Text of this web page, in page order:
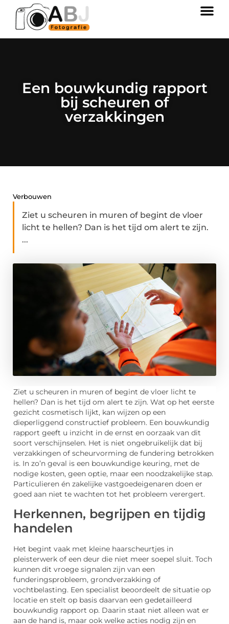
Een bouwkundig rapport
bij scheuren of
verzakkingen
Verbouwen
Ziet u scheuren in muren of begint de vloer
licht te hellen? Dan is het tijd om alert te zijn.
...
Ziet u scheuren in muren of begint de vloer licht te
hellen? Dan is het tijd om alert te zijn. Wat op het eerste
gezicht cosmetisch lijkt, kan wijzen op een
dieperliggend constructief probleem. Een bouwkundig
rapport geeft u inzicht in de ernst en oorzaak van dit
soort verschijnselen. Het is niet ongebruikelijk dat bij
verzakkingen of scheurvorming de fundering betrokken
is. In zo’n geval is een bouwkundige keuring, met de
nodige kosten, geen optie, maar een noodzakelijke stap.
Particulieren én zakelijke vastgoedeigenaren doen er
goed aan niet te wachten tot het probleem verergert.
Herkennen, begrijpen en tijdig
handelen
Het begint vaak met kleine haarscheurtjes in
pleisterwerk of een deur die niet meer soepel sluit. Toch
kunnen dit vroege signalen zijn van een
funderingsprobleem, grondverzakking of
vochtbelasting. Een specialist beoordeelt de situatie op
locatie en stelt op basis daarvan een gedetailleerd
bouwkundig rapport op. Daarin staat niet alleen wat er
aan de hand is, maar ook welke acties nodig zijn en